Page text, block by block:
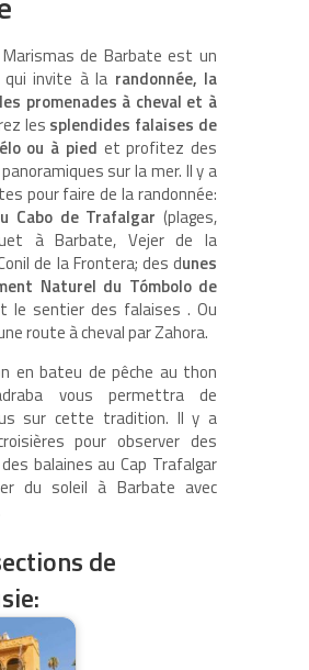
de Barbate est un
qui invite à la randonnée, la
promenades à cheval et à
les splendides falaises de
ou à pied et profitez des
sur la mer. Il y a
pour faire de la randonnée:
Cabo de Trafalgar (plages,
à Barbate, Vejer de la
de la Frontera; des dunes
Naturel du Tómbolo de
le sentier des falaises . Ou
route à cheval par Zahora.
en bateu de pêche au thon
vous permettra de
sur cette tradition. Il y a
pour observer des
balaines au Cap Trafalgar
du soleil à Barbate avec
de